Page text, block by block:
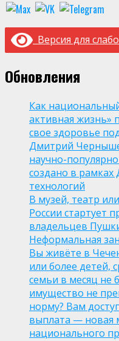
Версия для
Обновления
Как
активная жизнь»
свое здоровье
Дмитрий
научно-
создано в рамках
технологий
В музей, театр
России стартует
владельцев
Неформальная
Вы живёте в
или более детей,
семьи в месяц не
имущество не
норму? Вам
выплата — новая
национального